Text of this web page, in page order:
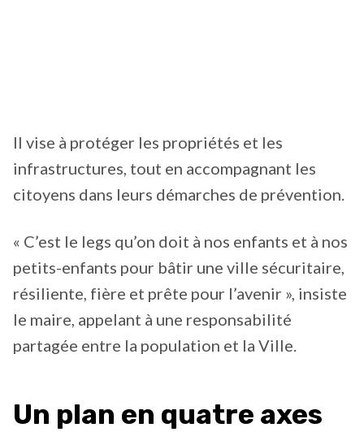
Il vise à protéger les propriétés et les
infrastructures, tout en accompagnant les
citoyens dans leurs démarches de prévention.
« C’est le legs qu’on doit à nos enfants et à nos
petits-enfants pour bâtir une ville sécuritaire,
résiliente, fière et prête pour l’avenir », insiste
le maire, appelant à une responsabilité
partagée entre la population et la Ville.
Un plan en quatre axes